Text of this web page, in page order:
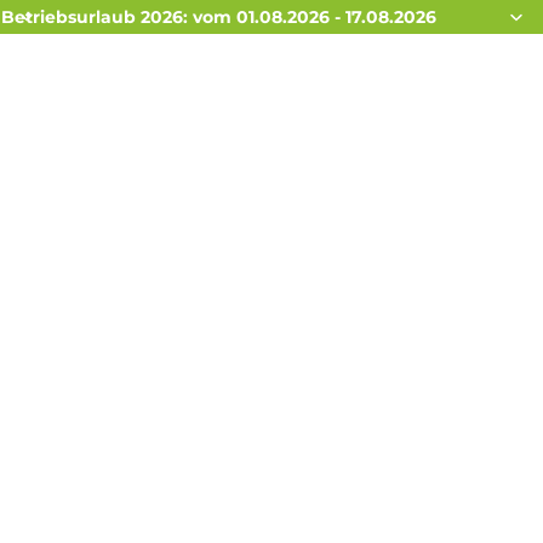
Betriebsurlaub 2026: vom 01.08.2026 - 17.08.2026